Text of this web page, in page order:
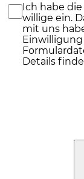
Ich habe
willige ein.
mit uns
Details